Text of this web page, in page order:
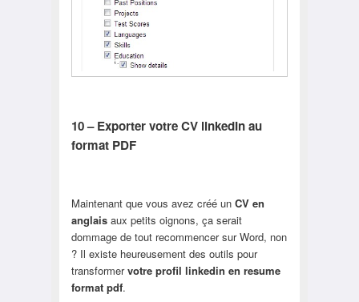
10 – Exporter votre CV linkedIn au
format PDF
Maintenant que vous avez créé un CV en
anglaisaux petits oignons, ça serait
dommage de tout recommencer sur Word, non
? Il existe heureusement des outils pour
transformervotre profil linkedin en resume
format pdf.